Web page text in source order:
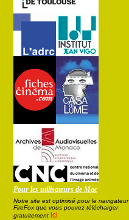
Pour les utilisateurs de Mac
Notre site est optimisé pour le navigateur
FireFox que vous pouvez télécharger
gratuitement ici